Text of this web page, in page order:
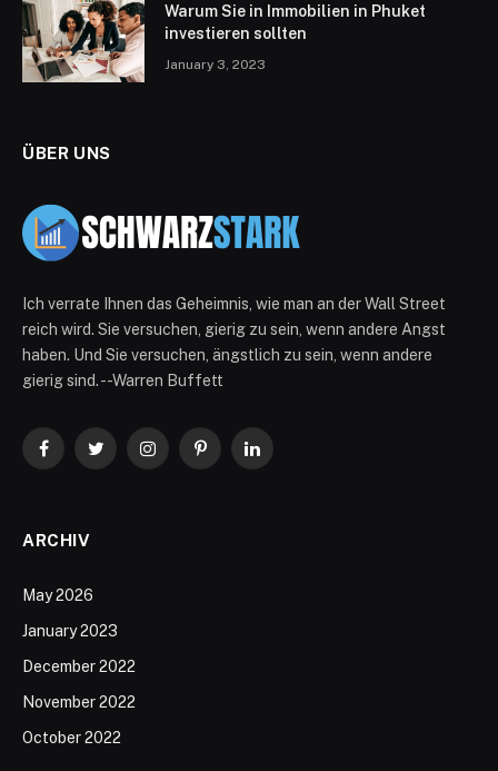
Warum Sie in Immobilien in Phuket
investieren sollten
January 3, 2023
ÜBER UNS
Ich verrate Ihnen das Geheimnis, wie man an der Wall Street
reich wird. Sie versuchen, gierig zu sein, wenn andere Angst
haben. Und Sie versuchen, ängstlich zu sein, wenn andere
gierig sind. --Warren Buffett
FacebookTwitterInstagramPinterestLinkedIn
ARCHIV
May 2026
January 2023
December 2022
November 2022
October 2022